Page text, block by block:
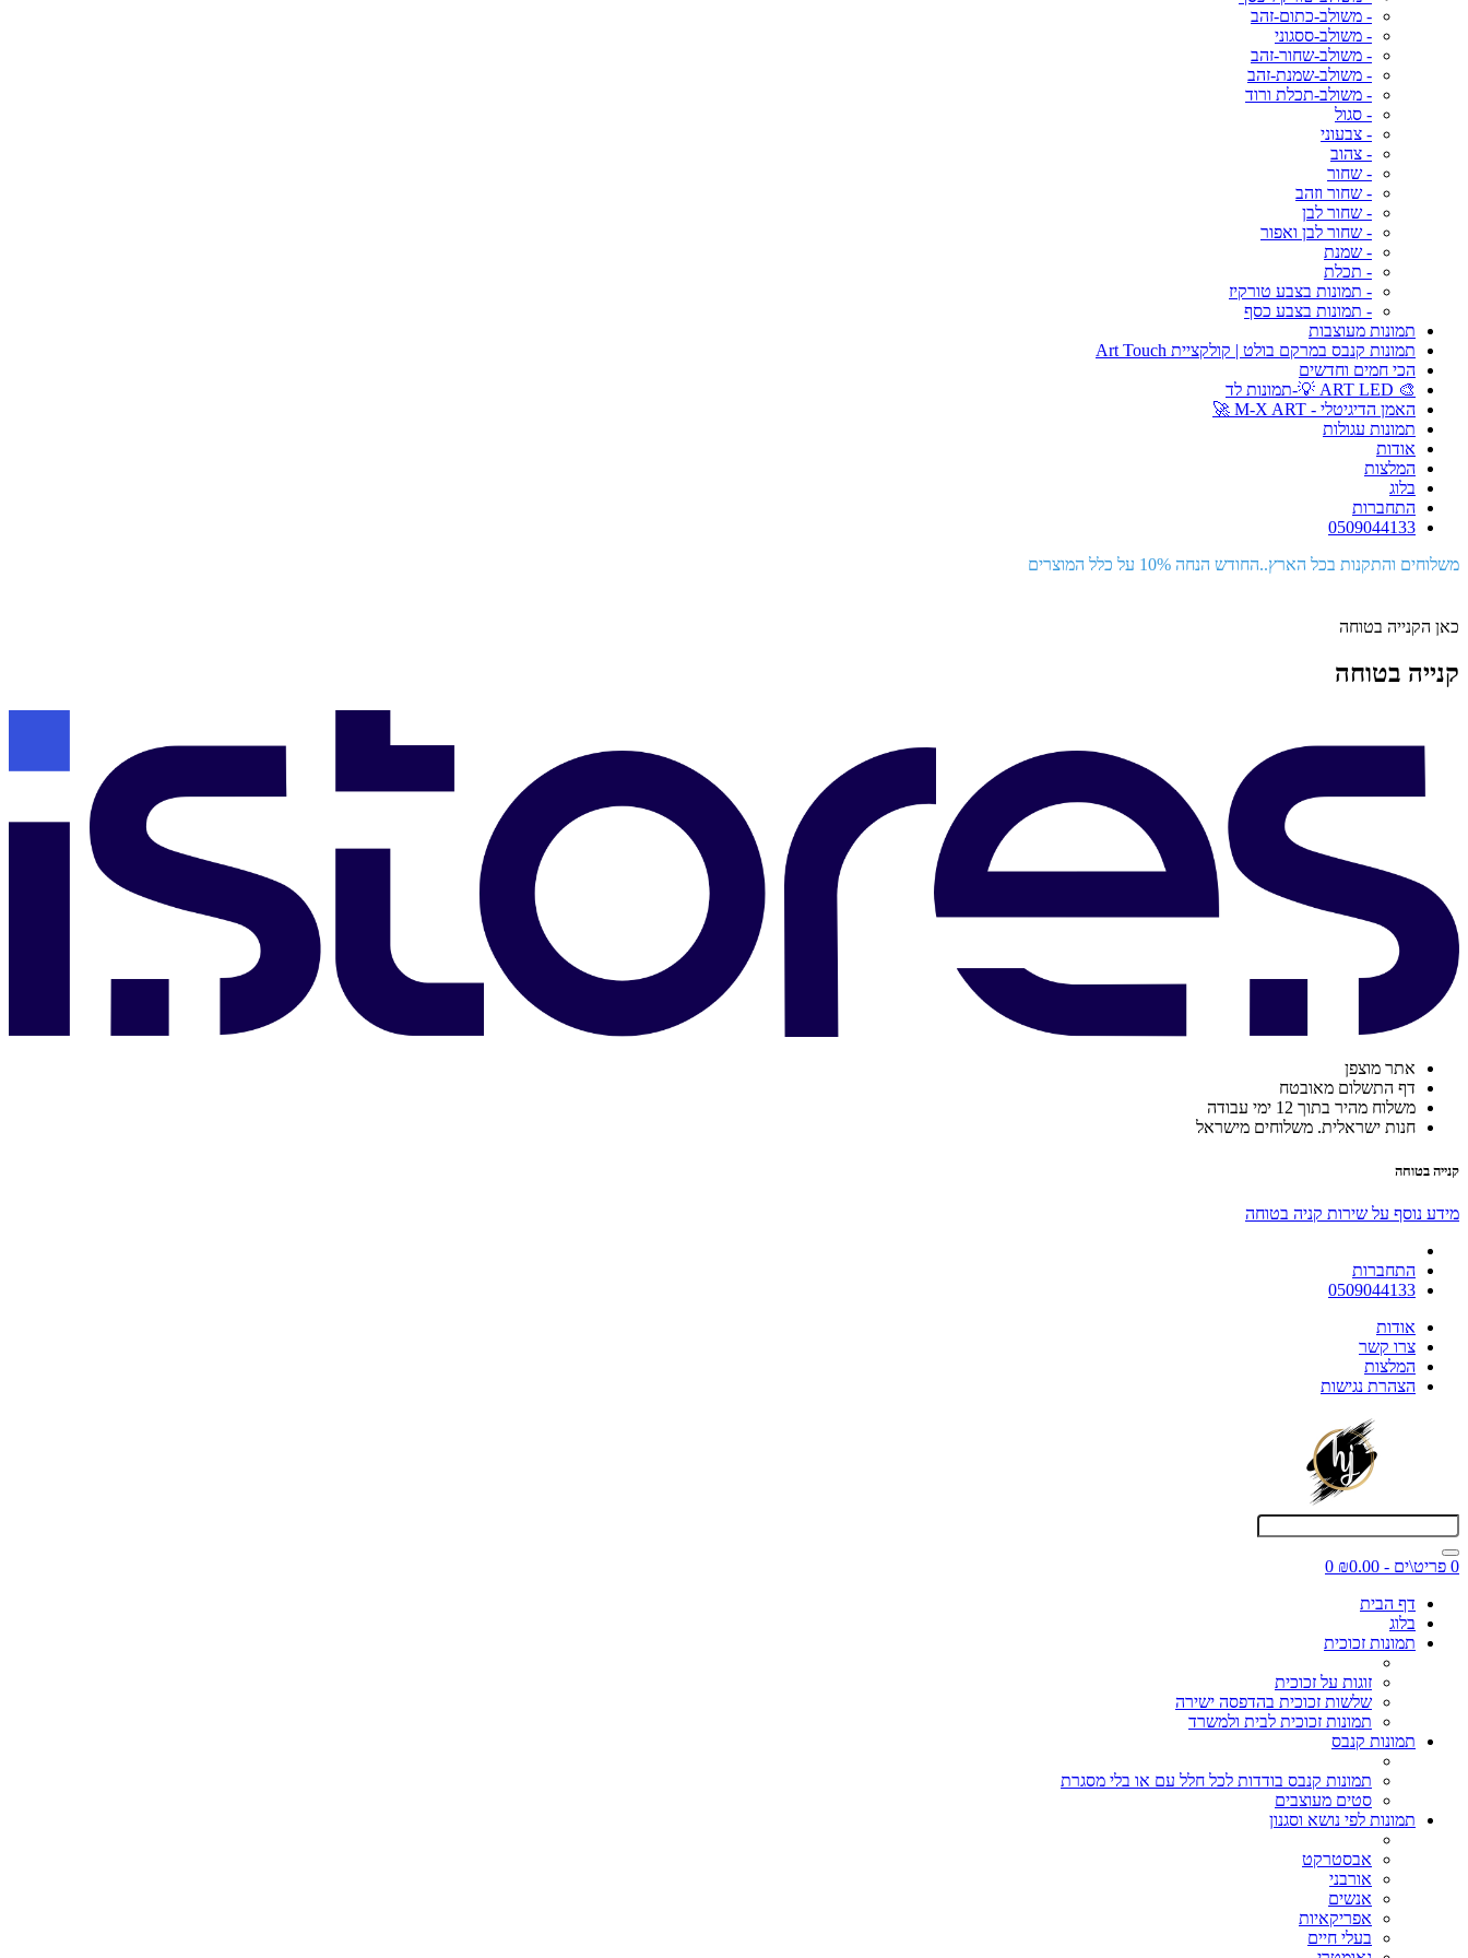
- משולב-כתום-זהב
- משולב-ססגוני
- משולב-שחור-זהב
- משולב-שמנת-זהב
- משולב-תכלת ורוד
- סגול
- צבעוני
- צהוב
- שחור
- שחור וזהב
- שחור לבן
- שחור לבן ואפור
- שמנת
- תכלת
- תמונות בצבע טורקיז
- תמונות בצבע כסף
תמונות מעוצבות
תמונות קנבס במרקם בולט | קולקציית Art Touch
הכי חמים וחדשים
🎨 ART LED 💡-תמונות לד
האמן הדיגיטלי - M-X ART 🚀
תמונות עגולות
אודות
המלצות
בלוג
התחברות
0509044133
משלוחים והתקנות בכל הארץ..החודש הנחה 10% על כלל המוצרים
כאן הקנייה בטוחה
קנייה בטוחה
אתר מוצפן
דף התשלום מאובטח
משלוח מהיר בתוך 12 ימי עבודה
חנות ישראלית. משלוחים מישראל
קנייה בטוחה
מידע נוסף על שירות קניה בטוחה
התחברות
0509044133
אודות
צרו קשר
המלצות
הצהרת נגישות
0 פריט\ים - ₪0.00
0
דף הבית
בלוג
תמונות זכוכית
זוגות על זכוכית
שלשות זכוכית בהדפסה ישירה
תמונות זכוכית לבית ולמשרד
תמונות קנבס
תמונות קנבס בודדות לכל חלל עם או בלי מסגרת
סטים מעוצבים
תמונות לפי נושא וסגנון
אבסטרקט
אורבני
אנשים
אפריקאיות
בעלי חיים